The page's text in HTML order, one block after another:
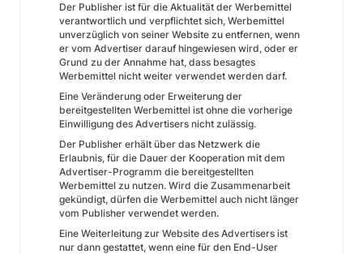
Der Publisher ist für die Aktualität der Werbemittel
verantwortlich und verpflichtet sich, Werbemittel
unverzüglich von seiner Website zu entfernen, wenn
er vom Advertiser darauf hingewiesen wird, oder er
Grund zu der Annahme hat, dass besagtes
Werbemittel nicht weiter verwendet werden darf.
Eine Veränderung oder Erweiterung der
bereitgestellten Werbemittel ist ohne die vorherige
Einwilligung des Advertisers nicht zulässig.
Der Publisher erhält über das Netzwerk die
Erlaubnis, für die Dauer der Kooperation mit dem
Advertiser-Programm die bereitgestellten
Werbemittel zu nutzen. Wird die Zusammenarbeit
gekündigt, dürfen die Werbemittel auch nicht länger
vom Publisher verwendet werden.
Eine Weiterleitung zur Website des Advertisers ist
nur dann gestattet, wenn eine für den End-User